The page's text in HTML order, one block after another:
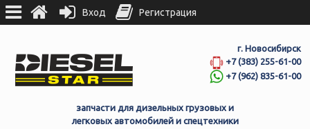
г. Новосибирск
+7 (383) 255-61-00
+7 (962) 835-61-00
запчасти для дизельных грузовых и
легковых автомобилей и спецтехники
Вход Регистрация